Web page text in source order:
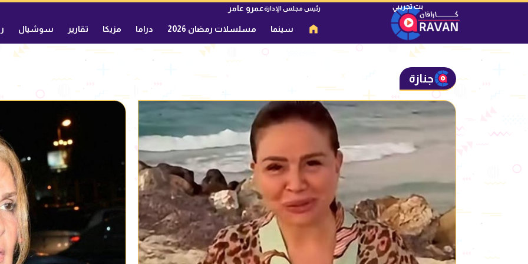
رئيس مجلس الإدارةعمرو عامر
سينما مسلسلات رمضان 2026 دراما مزيكا تقارير سوشيال
جنازة